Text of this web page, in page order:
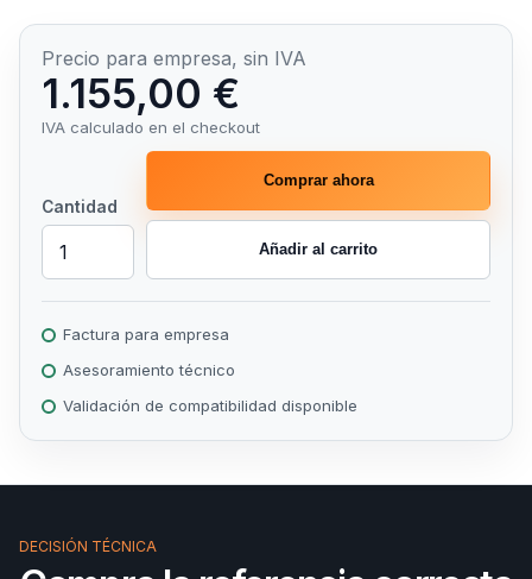
Precio para empresa, sin IVA
1.155,00 €
IVA calculado en el checkout
Cantidad
Comprar ahora
Añadir al carrito
Factura para empresa
Asesoramiento técnico
Validación de compatibilidad disponible
DECISIÓN TÉCNICA